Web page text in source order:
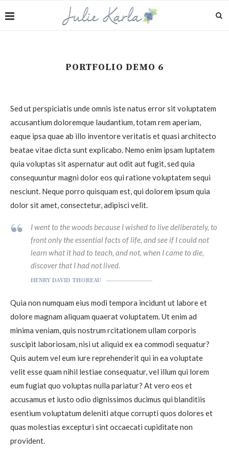
PORTFOLIO DEMO 6
Sed ut perspiciatis unde omnis iste natus error sit voluptatem
accusantium doloremque laudantium, totam rem aperiam,
eaque ipsa quae ab illo inventore veritatis et quasi architecto
beatae vitae dicta sunt explicabo. Nemo enim ipsam luptatem
quia voluptas sit aspernatur aut odit aut fugit, sed quia
consequuntur magni dolor eos qui ratione voluptatem sequi
nesciunt. Neque porro quisquam est, qui dolorem ipsum quia
dolor sit amet, consectetur, adipisci velit.
I went to the woods because I wished to live deliberately, to
front only the essential facts of life, and see if I could not
learn what it had to teach, and not, when I came to die,
discover that I had not lived.
HENRY DAVID THOREAU
Quia non numquam eius modi tempora incidunt ut labore et
dolore magnam aliquam quaerat voluptatem. Ut enim ad
minima veniam, quis nostrum rcitationem ullam corporis
suscipit laboriosam, nisi ut aliquid ex ea commodi sequatur?
Quis autem vel eum iure reprehenderit qui in ea voluptate
velit esse quam nihil lestiae consequatur, vel illum qui lorem
eum fugiat quo voluptas nulla pariatur? At vero eos et
accusamus et iusto odio dignissimos ducimus qui blanditiis
esentium voluptatum deleniti atque corrupti quos dolores et
quas molestias excepturi sint occaecati cupiditate non
provident.